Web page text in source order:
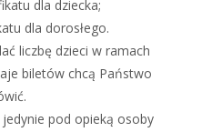
dla dziecka;
dla dorosłego.
liczbę dzieci w ramach
biletów chcą Państwo
pod opieką osoby